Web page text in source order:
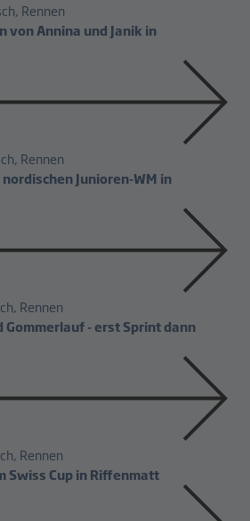
Rennen
von Annina und Janik in
Rennen
Junioren-WM in
Rennen
Gommerlauf - erst Sprint dann
Rennen
Swiss Cup in Riffenmatt